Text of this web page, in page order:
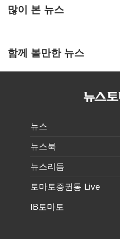
많이 본 뉴스
함께 볼만한 뉴스
뉴스
뉴스북
뉴스리듬
토마토증권통 Live
IB토마토